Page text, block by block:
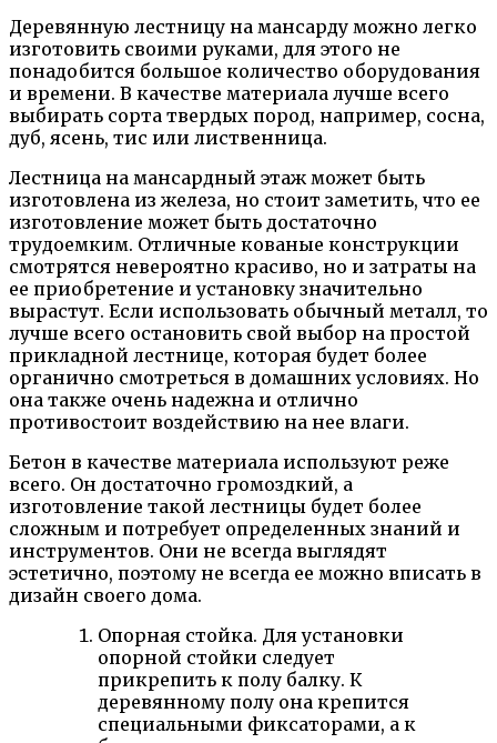
Деревянную лестницу на мансарду можно легко
изготовить своими руками, для этого не
понадобится большое количество оборудования
и времени. В качестве материала лучше всего
выбирать сорта твердых пород, например, сосна,
дуб, ясень, тис или лиственница.
Лестница на мансардный этаж может быть
изготовлена из железа, но стоит заметить, что ее
изготовление может быть достаточно
трудоемким. Отличные кованые конструкции
смотрятся невероятно красиво, но и затраты на
ее приобретение и установку значительно
вырастут. Если использовать обычный металл, то
лучше всего остановить свой выбор на простой
прикладной лестнице, которая будет более
органично смотреться в домашних условиях. Но
она также очень надежна и отлично
противостоит воздействию на нее влаги.
Бетон в качестве материала используют реже
всего. Он достаточно громоздкий, а
изготовление такой лестницы будет более
сложным и потребует определенных знаний и
инструментов. Они не всегда выглядят
эстетично, поэтому не всегда ее можно вписать в
дизайн своего дома.
Опорная стойка. Для установки
опорной стойки следует
прикрепить к полу балку. К
деревянному полу она крепится
специальными фиксаторами, а к